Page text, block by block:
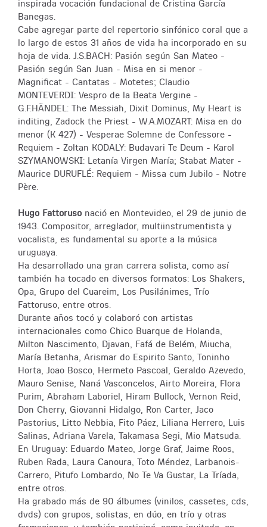
inspirada vocación fundacional de Cristina García
Banegas.
Cabe agregar parte del repertorio sinfónico coral que a
lo largo de estos 31 años de vida ha incorporado en su
hoja de vida. J.S.BACH: Pasión según San Mateo -
Pasión según San Juan - Misa en si menor -
Magnificat - Cantatas - Motetes; Claudio
MONTEVERDI: Vespro de la Beata Vergine -
G.F.HÄNDEL: The Messiah, Dixit Dominus, My Heart is
inditing, Zadock the Priest - W.A.MOZART: Misa en do
menor (K 427) - Vesperae Solemne de Confessore -
Requiem - Zoltan KODALY: Budavari Te Deum - Karol
SZYMANOWSKI: Letanía Virgen María; Stabat Mater -
Maurice DURUFLÉ: Requiem - Missa cum Jubilo - Notre
Père.
Hugo Fattoruso nació en Montevideo, el 29 de junio de
1943. Compositor, arreglador, multiinstrumentista y
vocalista, es fundamental su aporte a la música
uruguaya.
Ha desarrollado una gran carrera solista, como así
también ha tocado en diversos formatos: Los Shakers,
Opa, Grupo del Cuareim, Los Pusilánimes, Trío
Fattoruso, entre otros.
Durante años tocó y colaboró con artistas
internacionales como Chico Buarque de Holanda,
Milton Nascimento, Djavan, Fafá de Belém, Miucha,
María Betanha, Arismar do Espirito Santo, Toninho
Horta, Joao Bosco, Hermeto Pascoal, Geraldo Azevedo,
Mauro Senise, Naná Vasconcelos, Airto Moreira, Flora
Purim, Abraham Laboriel, Hiram Bullock, Vernon Reid,
Don Cherry, Giovanni Hidalgo, Ron Carter, Jaco
Pastorius, Litto Nebbia, Fito Páez, Liliana Herrero, Luis
Salinas, Adriana Varela, Takamasa Segi, Mio Matsuda.
En Uruguay: Eduardo Mateo, Jorge Graf, Jaime Roos,
Ruben Rada, Laura Canoura, Toto Méndez, Larbanois-
Carrero, Pitufo Lombardo, No Te Va Gustar, La Tríada,
entre otros.
Ha grabado más de 90 álbumes (vinilos, cassetes, cds,
dvds) con grupos, solistas, en dúo, en trío y otras